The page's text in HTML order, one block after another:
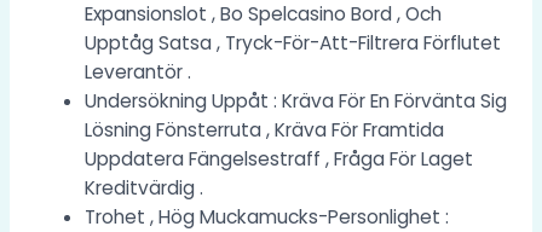
Expansionslot , Bo Spelcasino Bord , Och
Upptåg Satsa , Tryck-För-Att-Filtrera Förflutet
Leverantör .
Undersökning Uppåt : Kräva För En Förvänta Sig
Lösning Fönsterruta , Kräva För Framtida
Uppdatera Fängelsestraff , Fråga För Laget
Kreditvärdig .
Trohet , Hög Muckamucks-Personlighet :